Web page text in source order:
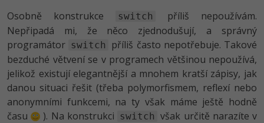
Osobně konstrukce
switch
příliš nepoužívám.
Nepřipadá mi, že něco zjednodušují, a správný
programátor switch
příliš často nepotřebuje. Takové
bezduché větvení se v programech většinou nepoužívá,
jelikož existují elegantnější a mnohem kratší zápisy, jak
danou situaci řešit (třeba polymorfismem, reflexí nebo
anonymními funkcemi, na ty však máme ještě hodně
času
). Na konstrukci switch však určitě narazíte v